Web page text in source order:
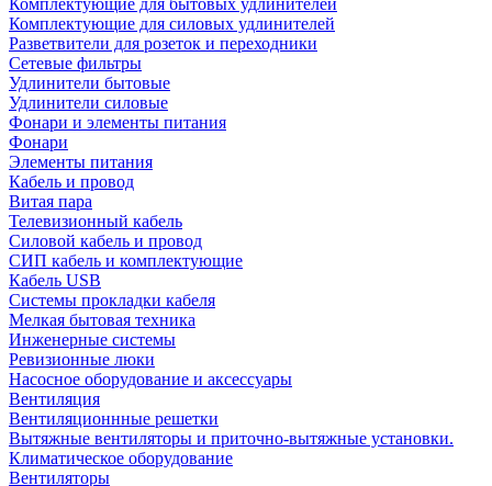
Комплектующие для бытовых удлинителей
Комплектующие для силовых удлинителей
Разветвители для розеток и переходники
Сетевые фильтры
Удлинители бытовые
Удлинители силовые
Фонари и элементы питания
Фонари
Элементы питания
Кабель и провод
Витая пара
Телевизионный кабель
Силовой кабель и провод
СИП кабель и комплектующие
Кабель USB
Системы прокладки кабеля
Мелкая бытовая техника
Инженерные системы
Ревизионные люки
Насосное оборудование и аксессуары
Вентиляция
Вентиляционнные решетки
Вытяжные вентиляторы и приточно-вытяжные установки.
Климатическое оборудование
Вентиляторы